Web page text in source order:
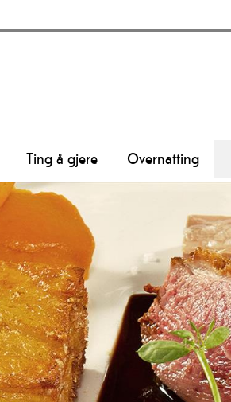
Ting å gjere Overnatting